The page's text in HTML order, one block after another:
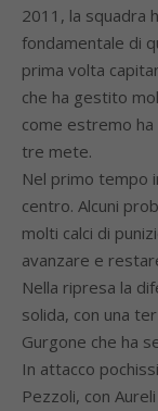
2011, la squadra
fondamentale di
prima volta
che ha gestito
come estremo
tre mete.
Nel primo tempo
centro. Alcuni
molti calci di
avanzare e
Nella ripresa la
solida, con una
Gurgone che ha
In attacco
Pezzoli, con